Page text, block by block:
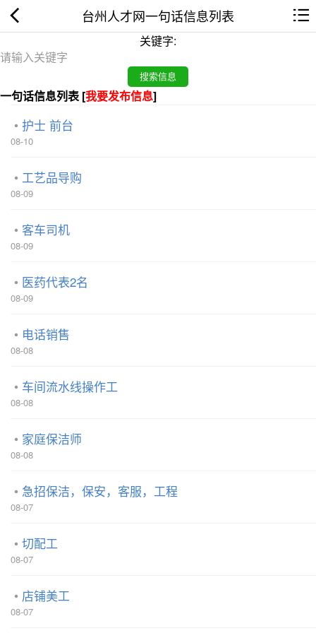
台州人才网一句话信息列表
关键字:
一句话信息列表 [我要发布信息]
护士 前台
08-10
工艺品导购
08-09
客车司机
08-09
医药代表2名
08-09
电话销售
08-08
车间流水线操作工
08-08
家庭保洁师
08-08
急招保洁，保安，客服，工程
08-07
切配工
08-07
店铺美工
08-07